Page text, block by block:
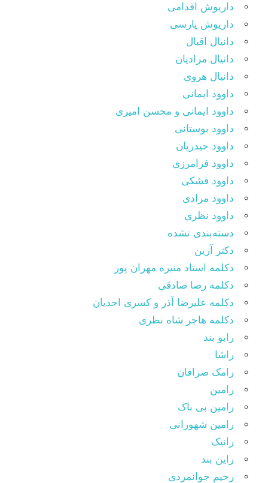
داریوش اقدامی
داریوش پارسی
دانیال اقبال
دانیال مرادیان
دانیال هروی
داوود ایمانی
داوود ایمانی و محسن امیری
داوود بوستانی
داوود حیدریان
داوود فرامرزی
داوود فشکی
داوود مرادی
داوود نظری
دسته‌بندی نشده
دکتر آرین
دکلمه استاد منیره مهران پور
دکلمه رضا صادقی
دکلمه علیرضا آذر و کسری احدیان
دکلمه هاجر شاه نظری
رابو بند
راشا
رامک صرافان
رامین
رامین بی باک
رامین شهورانی
رانیک
راین بند
رحیم جوانمردی